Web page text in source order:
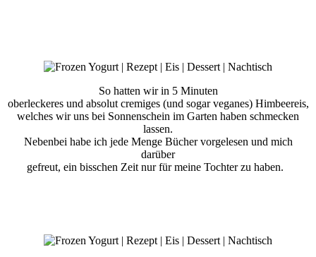
So hatten wir in 5 Minuten
oberleckeres und absolut cremiges (und sogar veganes) Himbeereis,
welches wir uns bei Sonnenschein im Garten haben schmecken
lassen.
Nebenbei habe ich jede Menge Bücher vorgelesen und mich
darüber
gefreut, ein bisschen Zeit nur für meine Tochter zu haben.